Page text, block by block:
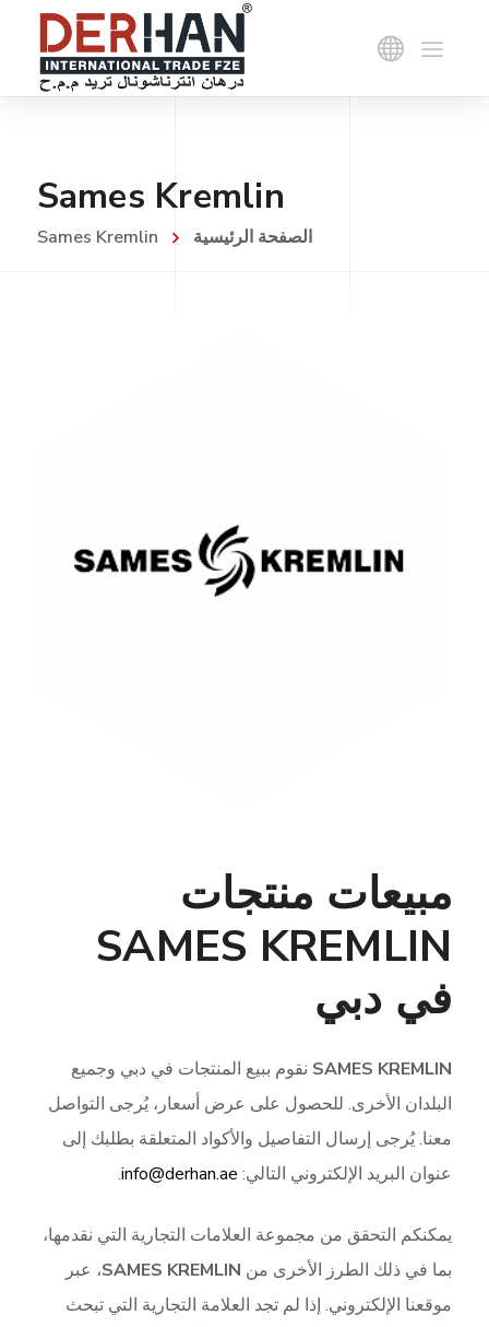
Sames Kremlin
الصفحة الرئيسية Sames Kremlin
مبيعات منتجات
SAMES KREMLIN
في دبي
SAMES KREMLIN نقوم ببيع المنتجات في دبي وجميع
البلدان الأخرى. للحصول على عرض أسعار، يُرجى التواصل
معنا. يُرجى إرسال التفاصيل والأكواد المتعلقة بطلبك إلى
عنوان البريد الإلكتروني التالي: info@derhan.ae
.
يمكنكم التحقق من مجموعة العلامات التجارية التي نقدمها،
بما في ذلك الطرز الأخرى من SAMES KREMLIN، عبر
موقعنا الإلكتروني. إذا لم تجد العلامة التجارية التي تبحث